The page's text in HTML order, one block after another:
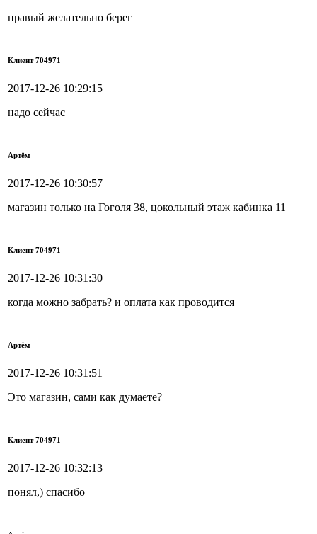
правый желательно берег
Клиент 704971
2017-12-26 10:29:15
надо сейчас
Артём
2017-12-26 10:30:57
магазин только на Гоголя 38, цокольный этаж кабинка 11
Клиент 704971
2017-12-26 10:31:30
когда можно забрать? и оплата как проводится
Артём
2017-12-26 10:31:51
Это магазин, сами как думаете?
Клиент 704971
2017-12-26 10:32:13
понял,) спасибо